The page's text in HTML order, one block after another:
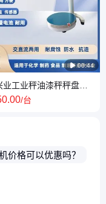
 00:44
业工业秤油漆秤秤盘尺
量程7kg精度0.1g
.00/台
价格可以优惠吗？